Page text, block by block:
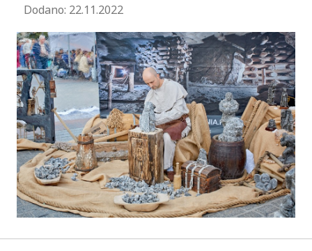
Dodano: 22.11.2022Zaktualizowano 2022-11-25 09:49:14